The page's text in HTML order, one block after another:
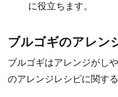
に役立ちます。
ブルゴギのアレン
ブルゴギはアレンジがし
のアレンジレシピに関す